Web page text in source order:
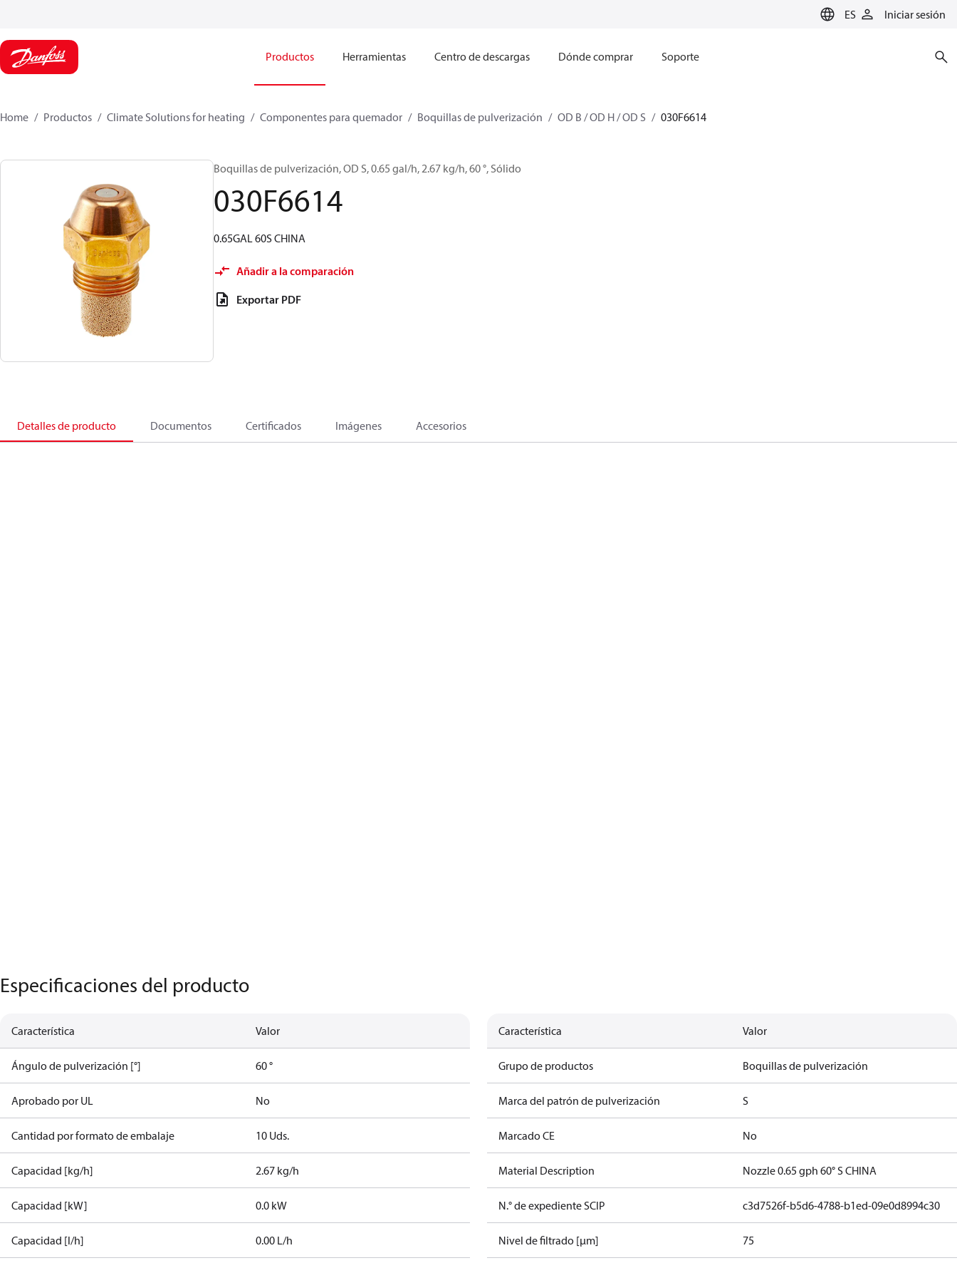
ES Iniciar sesión
Productos Herramientas Centro de descargas Dónde comprar Soporte
Home Productos Climate Solutions for heating Componentes para quemador Boquillas de pulverización OD B / OD H / OD S 030F6614
Boquillas de pulverización, OD S, 0.65 gal/h, 2.67 kg/h, 60 °, Sólido
030F6614
0.65GAL 60S CHINA
Añadir a la comparación
Exportar PDF
Detalles de producto Documentos Certificados Imágenes Accesorios
Especificaciones del producto
Característica Valor
Ángulo de pulverización [°] 60 °
Aprobado por UL No
Cantidad por formato de embalaje 10 Uds.
Capacidad [kg/h] 2.67 kg/h
Capacidad [kW] 0.0 kW
Capacidad [l/h] 0.00 L/h
Característica Valor
Grupo de productos Boquillas de pulverización
Marca del patrón de pulverización S
Marcado CE No
Material Description Nozzle 0.65 gph 60° S CHINA
N.° de expediente SCIP c3d7526f-b5d6-4788-b1ed-09e0d8994c30
Nivel de filtrado [µm] 75